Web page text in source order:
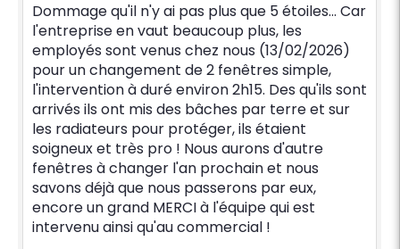
Dommage qu'il n'y ai pas plus que 5 étoiles... Car
l'entreprise en vaut beaucoup plus, les
employés sont venus chez nous (13/02/2026)
pour un changement de 2 fenêtres simple,
l'intervention à duré environ 2h15. Des qu'ils sont
arrivés ils ont mis des bâches par terre et sur
les radiateurs pour protéger, ils étaient
soigneux et très pro ! Nous aurons d'autre
fenêtres à changer l'an prochain et nous
savons déjà que nous passerons par eux,
encore un grand MERCI à l'équipe qui est
intervenu ainsi qu'au commercial !